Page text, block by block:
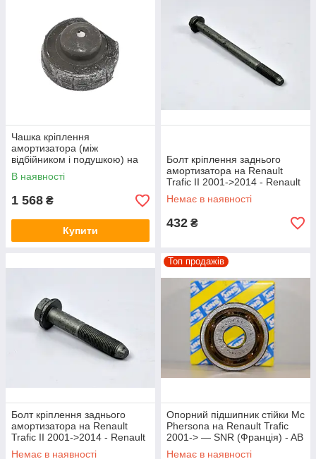
Чашка кріплення
амортизатора (між
відбійником і подушкою) на
Renault Trafic II 2001->2014 -
PSA - 93862240
В наявності
1 568 ₴
Купити
Болт кріплення заднього
амортизатора на Renault
Trafic II 2001->2014 - Renault
(Оригінал) - 7703602213
Немає в наявності
432 ₴
Болт кріплення заднього
амортизатора на Renault
Trafic II 2001->2014 - Renault
(Оригінал) - 7703602216
Немає в наявності
Топ продажів
Опорний підшипник стійки Mc
Phersona на Renault Trafic
2001-> — SNR (Франція) - AB
40781
Немає в наявності